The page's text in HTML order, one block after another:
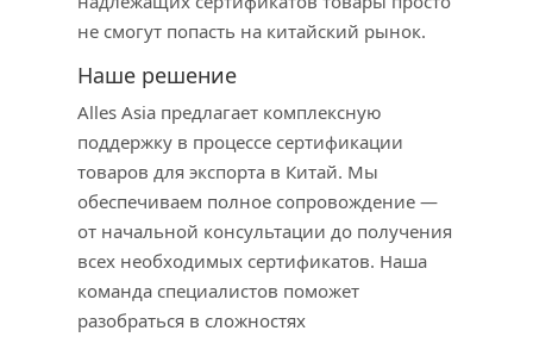
не смогут попасть на китайский рынок.
Наше решение
Alles Asia предлагает комплексную
поддержку в процессе сертификации
товаров для экспорта в Китай. Мы
обеспечиваем полное сопровождение —
от начальной консультации до получения
всех необходимых сертификатов. Наша
команда специалистов поможет
разобраться в сложностях